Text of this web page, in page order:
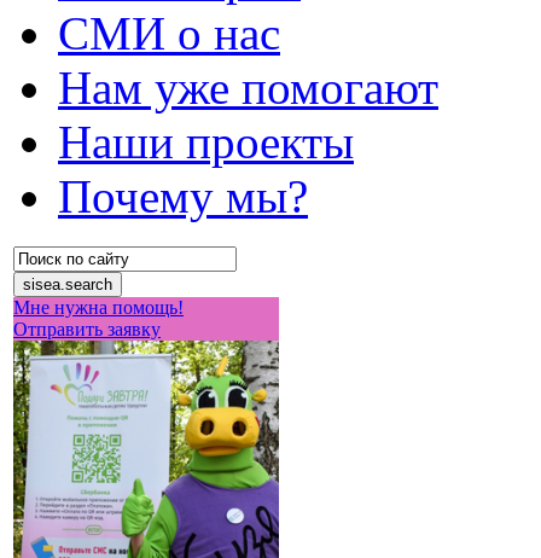
СМИ о нас
Нам уже помогают
Наши проекты
Почему мы?
Мне нужна помощь!
Отправить заявку